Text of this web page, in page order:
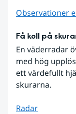
Observationer
Få koll på
En väderradar
med hög
ett värdefullt
skurarna.
Radar